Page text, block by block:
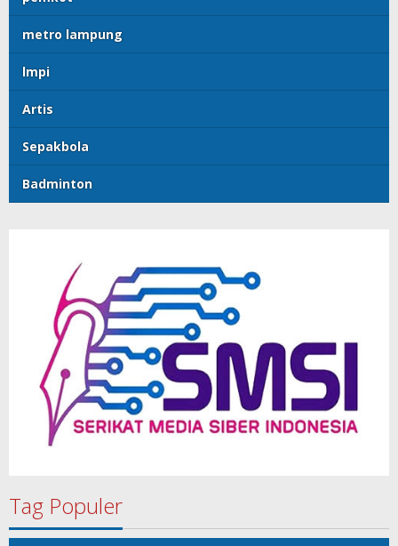
metro lampung
lmpi
Artis
Sepakbola
Badminton
Tag Populer